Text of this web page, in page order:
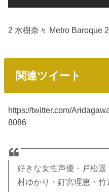
2 水樹奈々 Metro Baroque
関連ツイート
https://twitter.com/
8086
好きな女性声優・戸松
村ゆかり・釘宮理恵・